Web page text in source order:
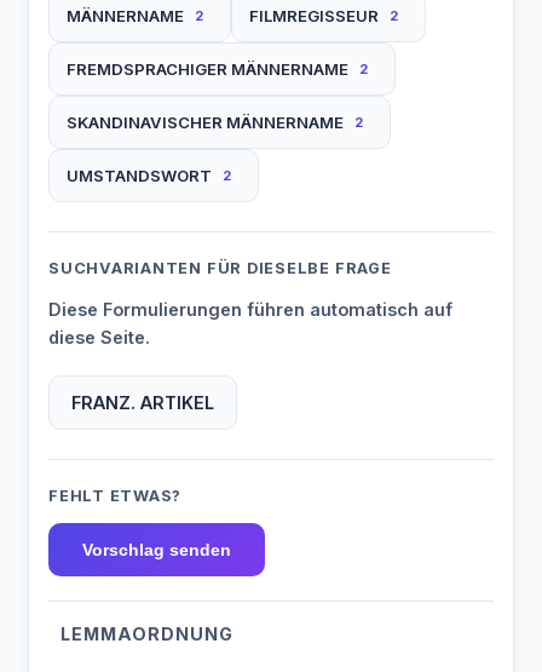
MÄNNERNAME 2 FILMREGISSEUR 2
FREMDSPRACHIGER MÄNNERNAME 2
SKANDINAVISCHER MÄNNERNAME 2
UMSTANDSWORT 2
SUCHVARIANTEN FÜR DIESELBE FRAGE
Diese Formulierungen führen automatisch auf
diese Seite.
FRANZ. ARTIKEL
FEHLT ETWAS?
Vorschlag senden
LEMMAORDNUNG